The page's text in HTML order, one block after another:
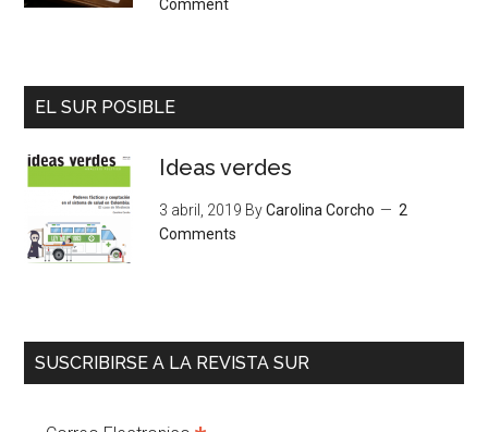
Comment
EL SUR POSIBLE
Ideas verdes
3 abril, 2019 ByCarolina Corcho
2
Comments
SUSCRIBIRSE A LA REVISTA SUR